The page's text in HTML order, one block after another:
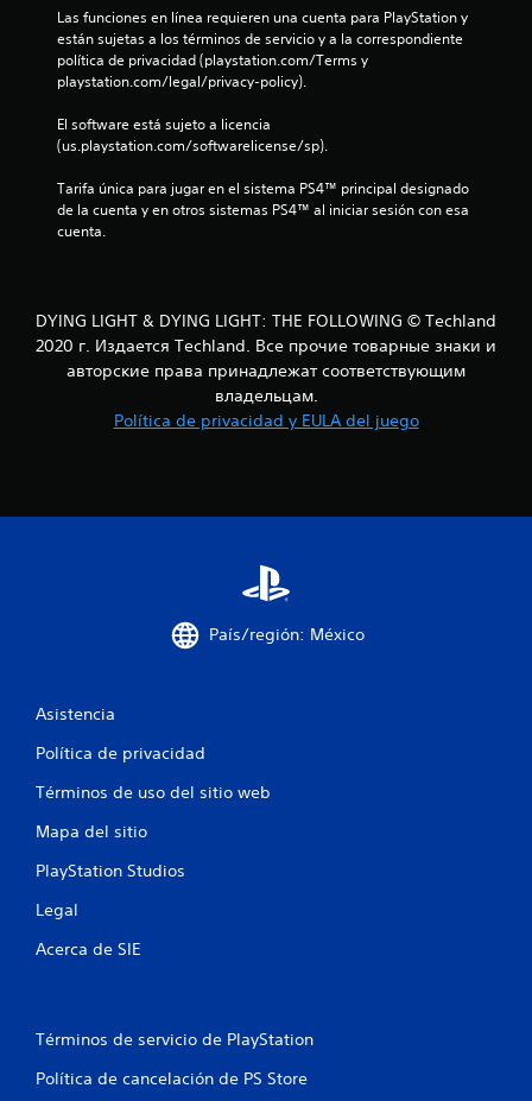
Las funciones en línea requieren una cuenta para PlayStation y
están sujetas a los términos de servicio y a la correspondiente
política de privacidad (playstation.com/Terms y
playstation.com/legal/privacy-policy).
El software está sujeto a licencia
(us.playstation.com/softwarelicense/sp).
Tarifa única para jugar en el sistema PS4™ principal designado
de la cuenta y en otros sistemas PS4™ al iniciar sesión con esa
cuenta.
DYING LIGHT & DYING LIGHT: THE FOLLOWING © Techland
2020 г. Издается Techland. Все прочие товарные знаки и
авторские права принадлежат соответствующим
владельцам.
Política de privacidad y EULA del juego
País/región: México
Asistencia
Política de privacidad
Términos de uso del sitio web
Mapa del sitio
PlayStation Studios
Legal
Acerca de SIE
Términos de servicio de PlayStation
Política de cancelación de PS Store